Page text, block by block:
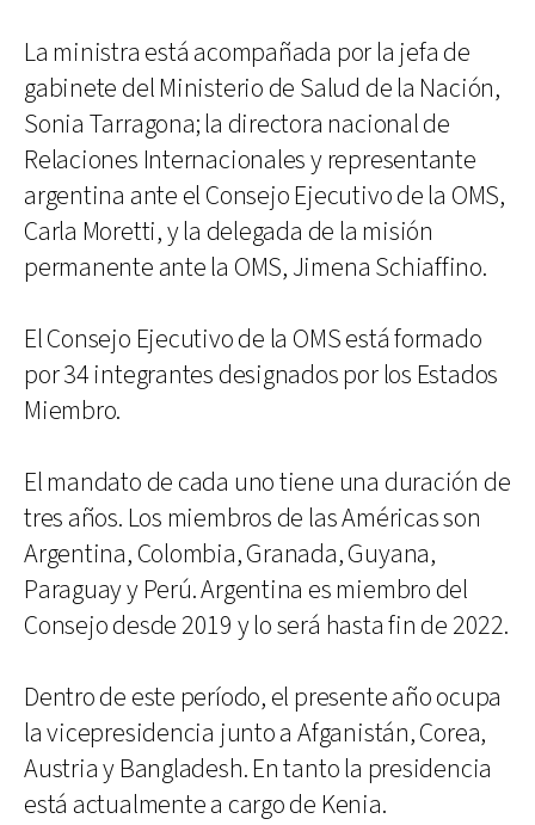
La ministra está acompañada por la jefa de
gabinete del Ministerio de Salud de la Nación,
Sonia Tarragona; la directora nacional de
Relaciones Internacionales y representante
argentina ante el Consejo Ejecutivo de la OMS,
Carla Moretti, y la delegada de la misión
permanente ante la OMS, Jimena Schiaffino.
El Consejo Ejecutivo de la OMS está formado
por 34 integrantes designados por los Estados
Miembro.
El mandato de cada uno tiene una duración de
tres años. Los miembros de las Américas son
Argentina, Colombia, Granada, Guyana,
Paraguay y Perú. Argentina es miembro del
Consejo desde 2019 y lo será hasta fin de 2022.
Dentro de este período, el presente año ocupa
la vicepresidencia junto a Afganistán, Corea,
Austria y Bangladesh. En tanto la presidencia
está actualmente a cargo de Kenia.